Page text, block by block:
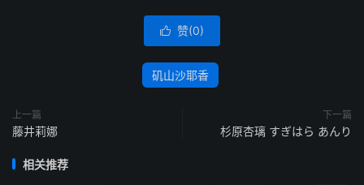
 赞(0)
矶山沙耶香
上一篇
藤井莉娜
下一篇
杉原杏璃 すぎはら あんり
相关推荐